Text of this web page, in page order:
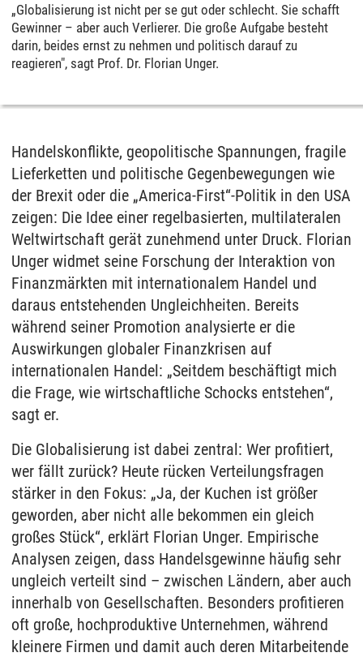
„Globalisierung ist nicht per se gut oder schlecht. Sie schafft
Gewinner – aber auch Verlierer. Die große Aufgabe besteht
darin, beides ernst zu nehmen und politisch darauf zu
reagieren", sagt Prof. Dr. Florian Unger.
Handelskonflikte, geopolitische Spannungen, fragile
Lieferketten und politische Gegenbewegungen wie
der Brexit oder die „America-First“-Politik in den USA
zeigen: Die Idee einer regelbasierten, multilateralen
Weltwirtschaft gerät zunehmend unter Druck. Florian
Unger widmet seine Forschung der Interaktion von
Finanzmärkten mit internationalem Handel und
daraus entstehenden Ungleichheiten. Bereits
während seiner Promotion analysierte er die
Auswirkungen globaler Finanzkrisen auf
internationalen Handel: „Seitdem beschäftigt mich
die Frage, wie wirtschaftliche Schocks entstehen“,
sagt er.
Die Globalisierung ist dabei zentral: Wer profitiert,
wer fällt zurück? Heute rücken Verteilungsfragen
stärker in den Fokus: „Ja, der Kuchen ist größer
geworden, aber nicht alle bekommen ein gleich
großes Stück“, erklärt Florian Unger. Empirische
Analysen zeigen, dass Handelsgewinne häufig sehr
ungleich verteilt sind – zwischen Ländern, aber auch
innerhalb von Gesellschaften. Besonders profitieren
oft große, hochproduktive Unternehmen, während
kleinere Firmen und damit auch deren Mitarbeitende